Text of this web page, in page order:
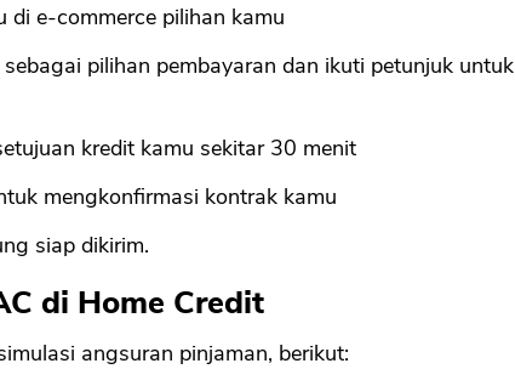
di e-commerce pilihan kamu
pilihan pembayaran dan ikuti petunjuk untuk
kredit kamu sekitar 30 menit
mengkonfirmasi kontrak kamu
siap dikirim.
di Home Credit
angsuran pinjaman, berikut: